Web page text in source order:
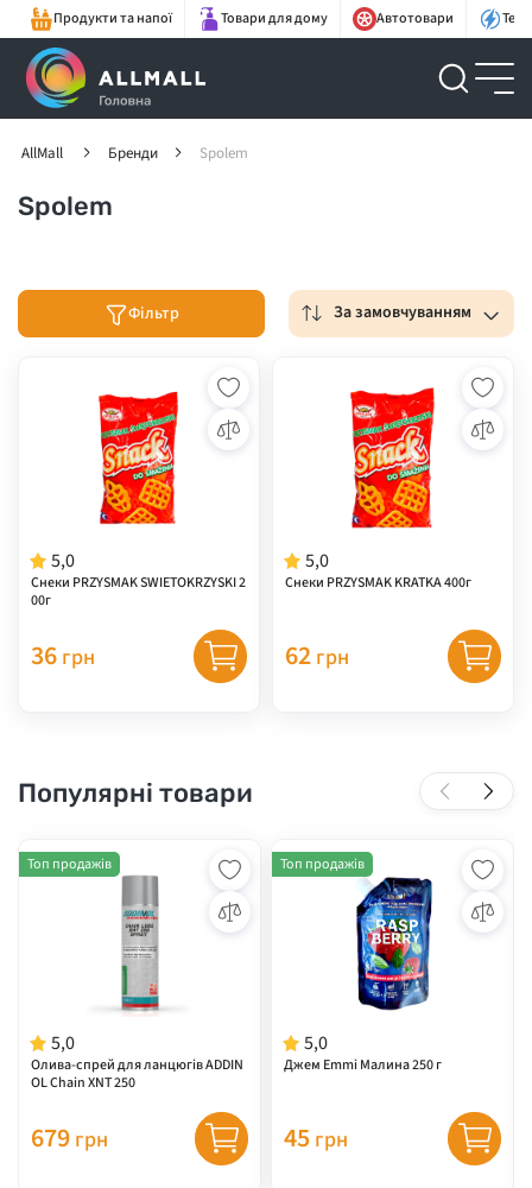
Продукти та напої Товари для дому Автотовари
AllMall Бренди Spolem
Spolem
Фільтр За замовчуванням
5,0
Снеки PRZYSMAK SWIETOKRZYSKI 2
00г
36 грн
5,0
Снеки PRZYSMAK KRATKA 400г
62 грн
Популярні товари
5,0
Олива-спрей для ланцюгів ADDIN
OL Chain XNT 250
Топ продажів
679 грн
5,0
Джем Emmi Малина 250 г
Топ продажів
45 грн